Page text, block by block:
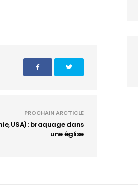
PROCHAIN ARCTICLE
USA) : braquage dans
une église